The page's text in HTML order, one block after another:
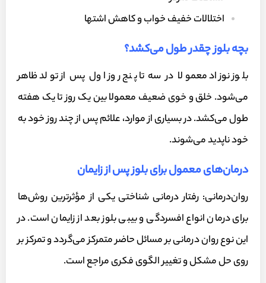
اختلالات خفیف خواب و کاهش اشتها
بچه بلوز چقدر طول می‌کشد؟
بلوز نوزاد معمولا در سه تا پنج روز اول پس از تولد ظاهر
می‌شود. خلق و خوی ضعیف معمولا بین یک روز تا یک هفته
طول می‌کشد. در بسیاری از موارد، علائم پس از چند روز خود به
خود ناپدید می‌شوند.
درمان‌های معمول برای بلوز پس از زایمان
روان‌درمانی: رفتار درمانی شناختی یکی از مؤثرترین روش‌ها
برای درمان انواع افسردگی و بیبی بلوز بعد از زایمان است. در
این نوع روان درمانی بر مسائل حاضر متمرکز می‌گردد و تمرکز بر
روی حل مشکل و تغییر الگوی فکری مراجع است.